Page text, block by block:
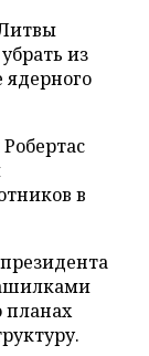
убрать из
в
планах